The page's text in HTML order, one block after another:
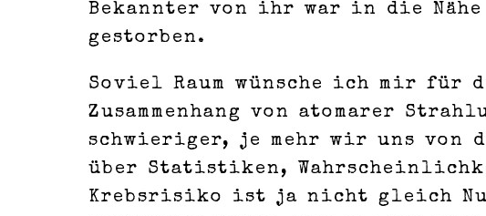
Bekannter von ihr war in die Nähe
gestorben.
Soviel Raum wünsche ich mir für
Zusammenhang von atomarer
schwieriger, je mehr wir uns von
über Statistiken,
Krebsrisiko ist ja nicht gleich